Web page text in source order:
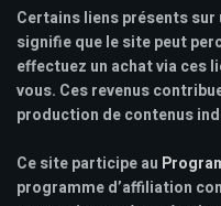
Certains liens présents
signifie que le site peut
effectuez un achat via ces
vous. Ces revenus
production de contenus
Ce site participe au
programme d’affiliation